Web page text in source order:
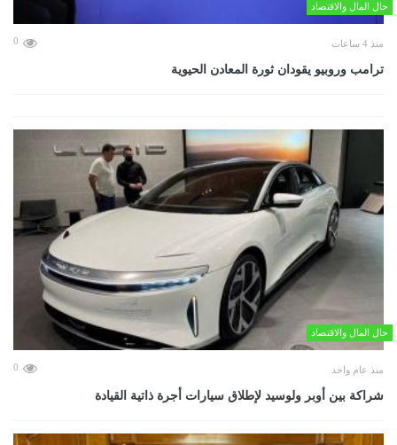
حال المال والاقتصاد
منذ 4 ساعات 0
ترامب وروبيو يقودان ثورة المعادن الحيوية
حال المال والاقتصاد
منذ عام واحد 0
شراكة بين أوبر ولوسيد لإطلاق سيارات أجرة ذاتية القيادة